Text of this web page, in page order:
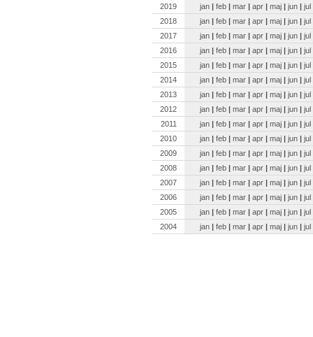
2019
jan | feb | mar | apr | maj | jun | jul
2018
jan | feb | mar | apr | maj | jun | jul
2017
jan | feb | mar | apr | maj | jun | jul
2016
jan | feb | mar | apr | maj | jun | jul
2015
jan | feb | mar | apr | maj | jun | jul
2014
jan | feb | mar | apr | maj | jun | jul
2013
jan | feb | mar | apr | maj | jun | jul
2012
jan | feb | mar | apr | maj | jun | jul
2011
jan | feb | mar | apr | maj | jun | jul
2010
jan | feb | mar | apr | maj | jun | jul
2009
jan | feb | mar | apr | maj | jun | jul
2008
jan | feb | mar | apr | maj | jun | jul
2007
jan | feb | mar | apr | maj | jun | jul
2006
jan | feb | mar | apr | maj | jun | jul
2005
jan | feb | mar | apr | maj | jun | jul
2004
jan | feb | mar | apr | maj | jun | jul